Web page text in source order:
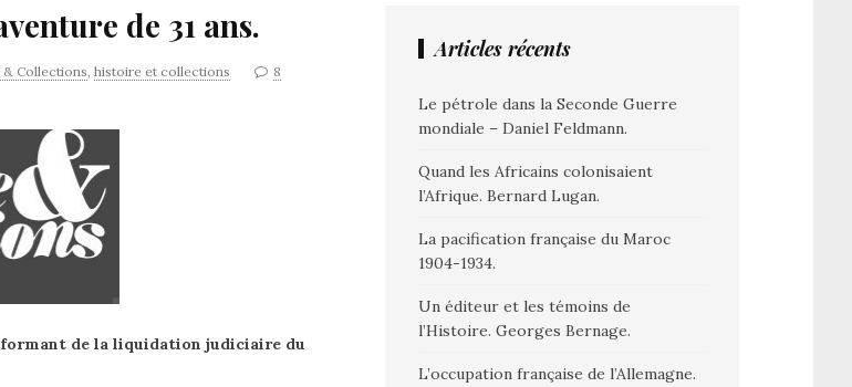
de 31 ans.
Collections, histoire et collections
8
de la liquidation judiciaire du
Articles récents
Le pétrole dans la Seconde Guerre
mondiale – Daniel Feldmann.
Quand les Africains colonisaient
l’Afrique. Bernard Lugan.
La pacification française du Maroc
1904-1934.
Un éditeur et les témoins de
l’Histoire. Georges Bernage.
L’occupation française de l’Allemagne.